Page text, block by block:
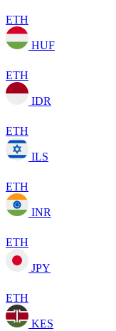
ETH
HUF
ETH
IDR
ETH
ILS
ETH
INR
ETH
JPY
ETH
KES